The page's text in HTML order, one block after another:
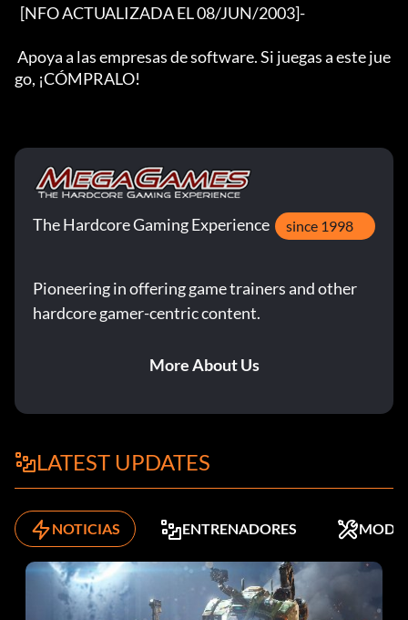
go, ¡CÓMPRALO!
The Hardcore Gaming Experience since 1998
Pioneering in offering game trainers and other
hardcore gamer-centric content.
More About Us
LATEST UPDATES
NOTICIAS ENTRENADORES MODS